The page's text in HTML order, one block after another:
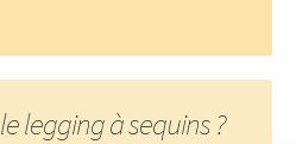
le legging à sequins ?